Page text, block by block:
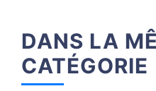
DANS LA
CATÉGORIE